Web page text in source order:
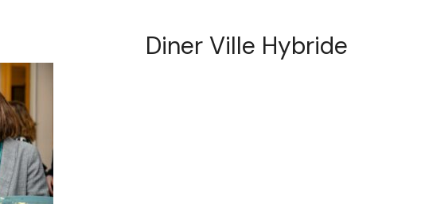
Diner Ville Hybride